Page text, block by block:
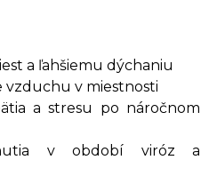
a ľahšiemu dýchaniu
vzduchu v miestnosti
a stresu po náročnom
v období viróz a